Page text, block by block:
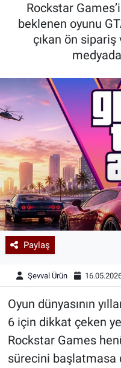
Rockstar
beklenen oyunu
çıkan ön
Paylaş
Şevval Ürün
Oyun dünyasının
6 için dikkat çeken
Rockstar Games
sürecini başlatmasa
Kadın & Aile
Kültür & Sanat
Sağlık
Siyaset
Teknoloji
Yazarlar
Astroloji-Rüya